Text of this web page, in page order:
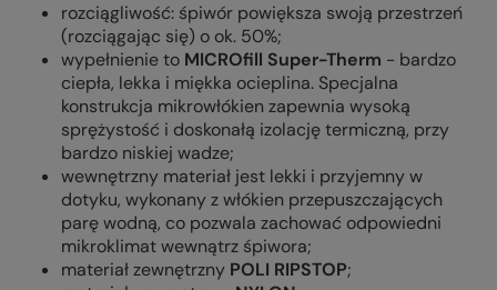
rozciągliwość: śpiwór powiększa swoją przestrzeń
(rozciągając się) o ok. 50%;
wypełnienie to MICROfill Super-Therm - bardzo
ciepła, lekka i miękka ocieplina. Specjalna
konstrukcja mikrowłókien zapewnia wysoką
sprężystość i doskonałą izolację termiczną, przy
bardzo niskiej wadze;
wewnętrzny materiał jest lekki i przyjemny w
dotyku, wykonany z włókien przepuszczających
parę wodną, co pozwala zachować odpowiedni
mikroklimat wewnątrz śpiwora;
materiał zewnętrzny POLI RIPSTOP;